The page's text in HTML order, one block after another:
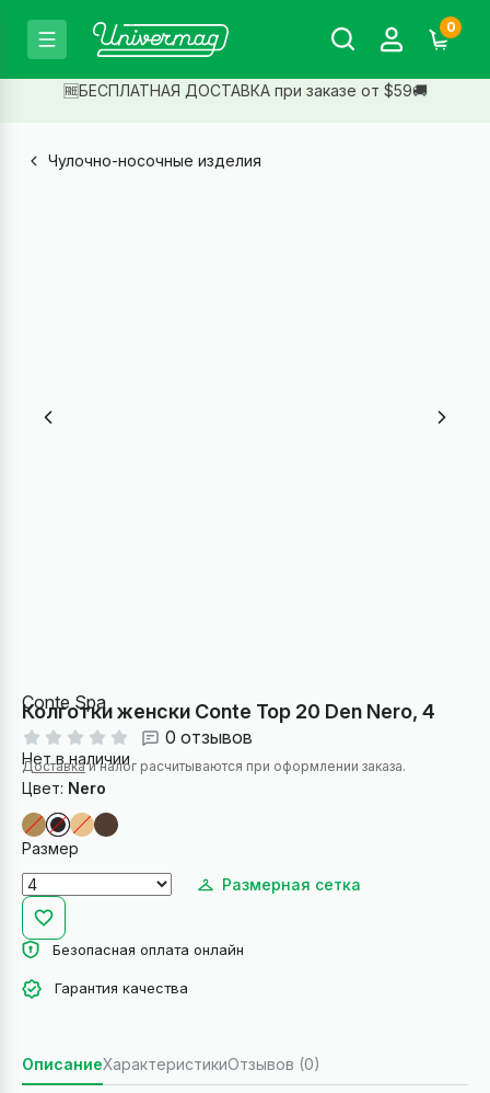
0
🆓БЕСПЛАТНАЯ ДОСТАВКА при заказе от $59🚚
Чулочно-носочные изделия
Conte Spa
Колготки женски Conte Top 20 Den Nero, 4
0 отзывов
Нет в наличии
Доставкаи налог расчитываются при оформлении заказа.
Цвет: Nero
Размер
Размерная сетка
Безопасная оплата онлайн
Гарантия качества
ОписаниеХарактеристикиОтзывов (0)